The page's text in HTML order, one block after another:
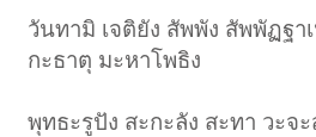
วันทามิ เจติยัง สัพพัง สัพพัฏฐา
กะธาตุ มะหาโพธิง
พุทธะรูปัง สะกะลัง สะทา วะจ